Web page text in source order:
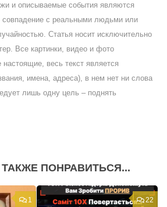
и описываемые события являются
с реальными людьми или
Статья носит исключительно
Все картинки, видео и фото
весь текст является
имена, адреса), в нем нет ни слова
лишь одну цель – поднять
ПОНРАВИТЬСЯ...
1 22